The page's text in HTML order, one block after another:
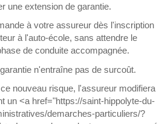
une extension de garantie.
à votre assureur dès l'inscription
à l'auto-école, sans attendre le
de conduite accompagnée.
n'entraîne pas de surcoût.
nouveau risque, l'assureur modifiera
un <a href="https://saint-hippolyte-du-
demarches-particuliers/?